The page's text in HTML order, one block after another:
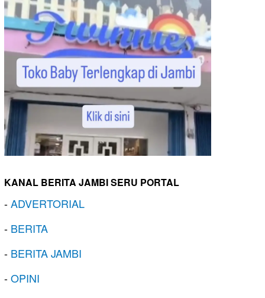
KANAL BERITA JAMBI SERU PORTAL
-ADVERTORIAL
- BERITA
- BERITA JAMBI
-OPINI